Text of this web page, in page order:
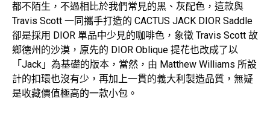
都不陌生，不過相比於我們常見的黑、灰配色，這款與
Travis Scott 一同攜手打造的 CACTUS JACK DIOR Saddle
卻是採用 DIOR 單品中少見的咖啡色，象徵 Travis Scott 故
鄉德州的沙漠，原先的 DIOR Oblique 提花也改成了以
「Jack」為基礎的版本，當然，由 Matthew Williams 所設
計的扣環也沒有少，再加上一貫的義大利製造品質，無疑
是收藏價值極高的一款小包。